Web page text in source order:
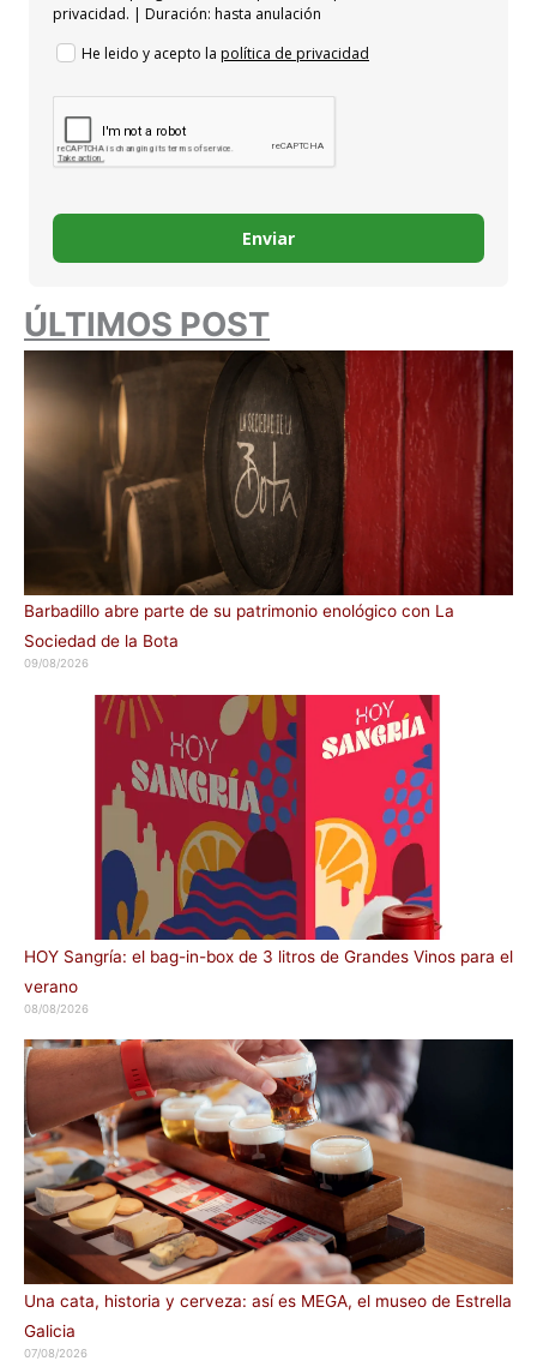
privacidad. | Duración: hasta anulación
He leido y acepto la política de privacidad
Enviar
ÚLTIMOS POST
Barbadillo abre parte de su patrimonio enológico con La
Sociedad de la Bota
09/08/2026
HOY Sangría: el bag-in-box de 3 litros de Grandes Vinos para el
verano
08/08/2026
Una cata, historia y cerveza: así es MEGA, el museo de Estrella
Galicia
07/08/2026